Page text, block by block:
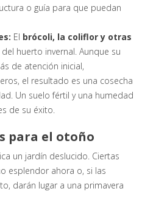
o guía para que puedan
El brócoli, la coliflor y otras
huerto invernal. Aunque su
de atención inicial,
el resultado es una cosecha
Un suelo fértil y una humedad
de su éxito.
para el otoño
un jardín deslucido. Ciertas
esplendor ahora o, si las
darán lugar a una primavera